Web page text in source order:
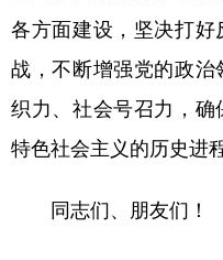
各方面建设，坚决打好
战，不断增强党的政治
织力、社会号召力，确
特色社会主义的历史进
同志们、朋友们！